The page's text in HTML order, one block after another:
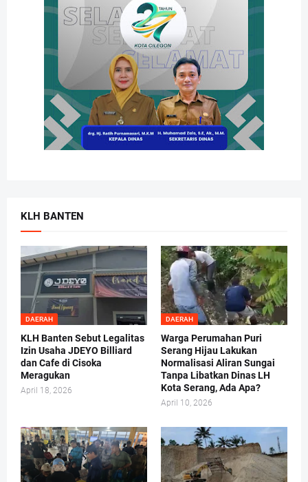
KLH BANTEN
DAERAH
KLH Banten Sebut Legalitas
Izin Usaha JDEYO Billiard
dan Cafe di Cisoka
Meragukan
April 18, 2026
DAERAH
Warga Perumahan Puri
Serang Hijau Lakukan
Normalisasi Aliran Sungai
Tanpa Libatkan Dinas LH
Kota Serang, Ada Apa?
April 10, 2026